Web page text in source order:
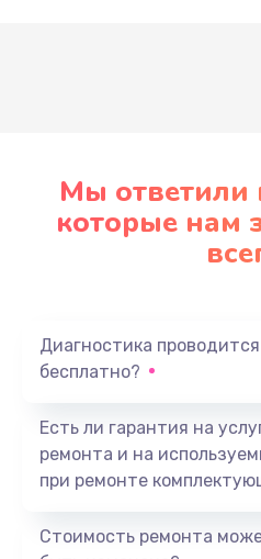
Мы ответили
которые нам
Диагностика проводится
бесплатно?
Есть ли гарантия на
ремонта и на
при ремонте
Стоимость ремонта